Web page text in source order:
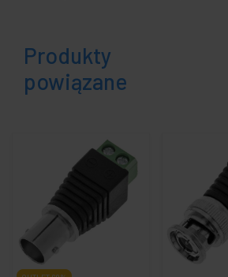
Produkty
powiązane